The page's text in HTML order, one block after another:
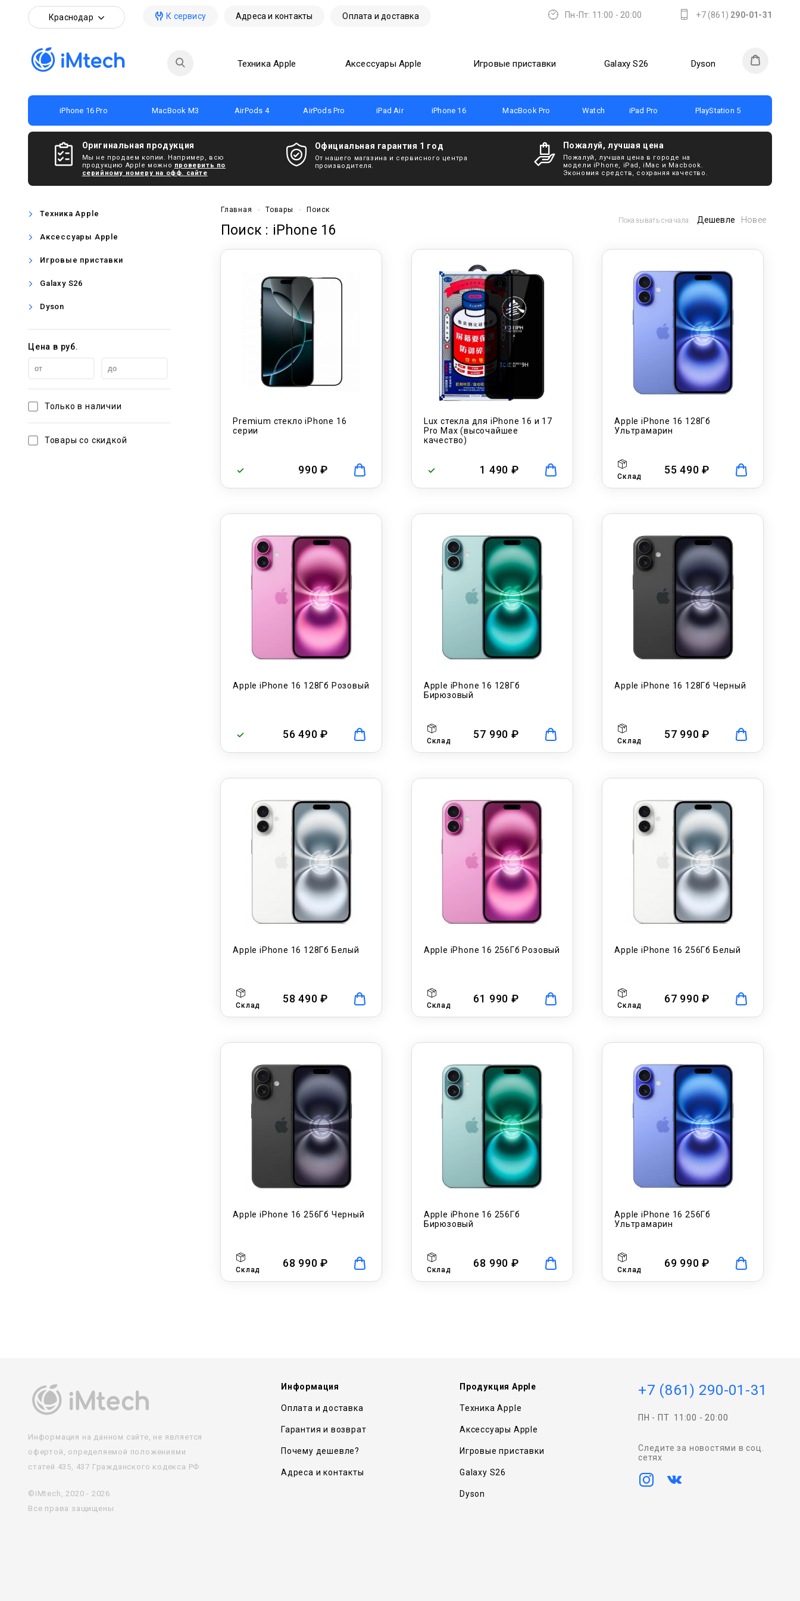
Краснодар К сервису Адреса и контакты Оплата и доставка +7 (861) 290-01-31
Пн-Пт: 11:00 - 20:00
Техника Apple Аксессуары Apple Игровые приставки Galaxy S26 Dyson
iPhone 16 Pro MacBook M3 AirPods 4 AirPods Pro iPad Air iPhone 16 MacBook Pro Watch iPad Pro PlayStation 5
Оригинальная продукция
Мы не продаем копии. Например, всю
продукцию Apple можно проверить по
серийному номеру на офф. сайте
Официальная гарантия 1 год
От нашего магазина и сервисного центра
производителя.
Пожалуй, лучшая цена
Пожалуй, лучшая цена в городе на
модели iPhone, iPad, iMac и Macbook.
Экономия средств, сохраняя качество.
Техника Apple
Аксессуары Apple
Игровые приставки
Galaxy S26
Dyson
Цена в руб.
Только в наличии
Товары со скидкой
Главная -Товары - Поиск
Поиск : iPhone 16
Показывать сначала: Дешевле Новее
Premium стекло iPhone 16
серии
990 ₽
Lux стекла для iPhone 16 и 17
Pro Max (высочайшее
качество)
1 490 ₽
Apple iPhone 16 128Гб
Ультрамарин
55 490 ₽
Склад
Apple iPhone 16 128Гб Розовый
56 490 ₽
Apple iPhone 16 128Гб
Бирюзовый
57 990 ₽
Склад
Apple iPhone 16 128Гб Черный
57 990 ₽
Склад
Apple iPhone 16 128Гб Белый
58 490 ₽
Склад
Apple iPhone 16 256Гб Розовый
61 990 ₽
Склад
Apple iPhone 16 256Гб Белый
67 990 ₽
Склад
Apple iPhone 16 256Гб Черный
68 990 ₽
Склад
Apple iPhone 16 256Гб
Бирюзовый
68 990 ₽
Склад
Apple iPhone 16 256Гб
Ультрамарин
69 990 ₽
Склад
Информация на данном сайте, не является
офертой, определяемой положениями
статей 435, 437 Гражданского кодекса РФ
©iMtech, 2020 - 2026
Все права защищены
Информация
Оплата и доставка
Гарантия и возврат
Почему дешевле?
Адреса и контакты
Продукция Apple
Техника Apple
Аксессуары Apple
Игровые приставки
Galaxy S26
Dyson
+7 (861) 290-01-31
ПН - ПТ 11:00 - 20:00
Следите за новостями в соц.
сетях